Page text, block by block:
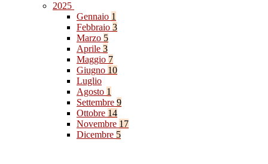
2025
Gennaio 1
Febbraio 3
Marzo 5
Aprile 3
Maggio 7
Giugno 10
Luglio
Agosto 1
Settembre 9
Ottobre 14
Novembre 17
Dicembre 5